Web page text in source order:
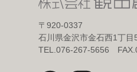
〒920-0337
石川県金沢市金石西1丁目
TEL.076-267-5656